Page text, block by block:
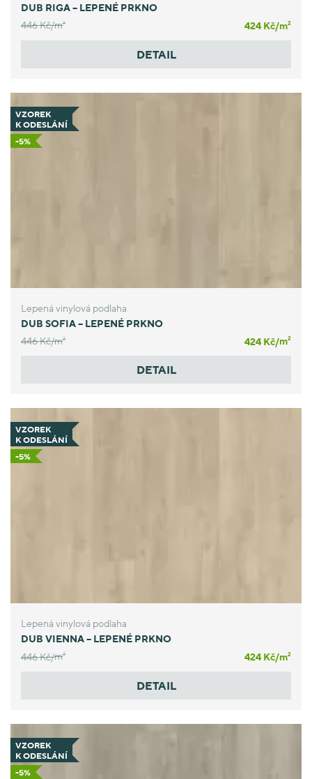
DUB RIGA – LEPENÉ PRKNO
446 Kč/m2 424 Kč/m2
DETAIL
VZOREK
K ODESLÁNÍ
-5%
Lepená vinylová podlaha
DUB SOFIA – LEPENÉ PRKNO
446 Kč/m2 424 Kč/m2
DETAIL
VZOREK
K ODESLÁNÍ
-5%
Lepená vinylová podlaha
DUB VIENNA – LEPENÉ PRKNO
446 Kč/m2 424 Kč/m2
DETAIL
VZOREK
K ODESLÁNÍ
-5%